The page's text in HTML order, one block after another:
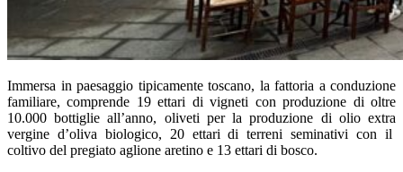
Immersa in paesaggio tipicamente toscano, la fattoria a conduzione
familiare, comprende 19 ettari di vigneti con produzione di oltre
10.000 bottiglie all’anno, oliveti per la produzione di olio extra
vergine d’oliva biologico, 20 ettari di terreni seminativi con il
coltivo del pregiato aglione aretino e 13 ettari di bosco.